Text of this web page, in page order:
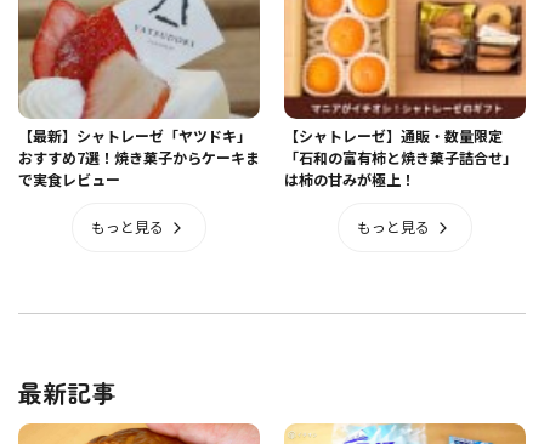
【最新】シャトレーゼ「ヤツドキ」
おすすめ7選！焼き菓子からケーキま
で実食レビュー
もっと見る
【シャトレーゼ】通販・数量限定
「石和の富有柿と焼き菓子詰合せ」
は柿の甘みが極上！
もっと見る
最新記事